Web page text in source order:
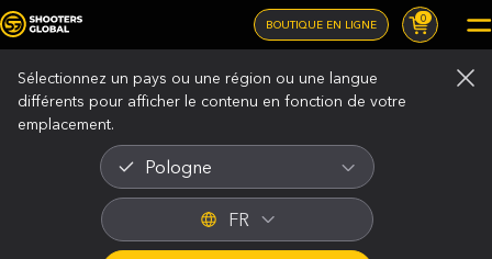
BOUTIQUE EN LIGNE 0
Sélectionnez un pays ou une région ou une langue
différents pour afficher le contenu en fonction de votre
emplacement.
Pologne
FR